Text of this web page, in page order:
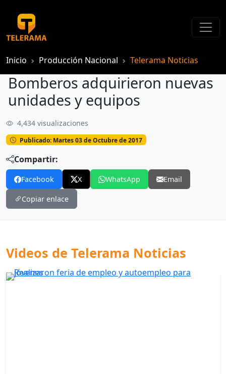
Inicio Producción Nacional Telerama Noticias
Bomberos adquirieron nuevas
unidades y equipos
4,434 visualizaciones
Publicado: Martes 03 de Octubre de 2017
Compartir:
Facebook X WhatsApp Email
Copiar enlace
Videos de Telerama Noticias